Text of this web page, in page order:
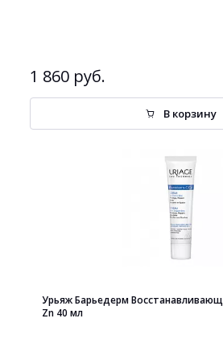
1 860 руб.
В корзину
Урьяж Барьедерм
Zn 40 мл